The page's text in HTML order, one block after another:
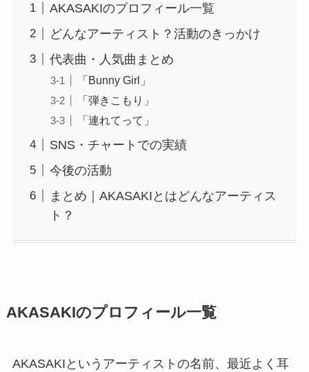
AKASAKIのプロフィール一覧
どんなアーティスト？活動のきっかけ
代表曲・人気曲まとめ
「Bunny Girl」
「弾きこもり」
「連れてって」
SNS・チャートでの実績
今後の活動
まとめ｜AKASAKIとはどんなアーティス
ト？
AKASAKIのプロフィール一覧
AKASAKIというアーティストの名前、最近よく耳